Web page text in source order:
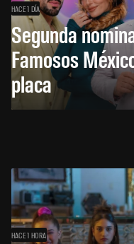
HACE 1 DÍA
Segunda
Famosos
placa
HACE 1 HORA